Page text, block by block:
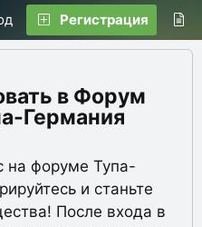
Регистрация
Форум
Германия
на форуме Тупа-
и станьте
После входа в